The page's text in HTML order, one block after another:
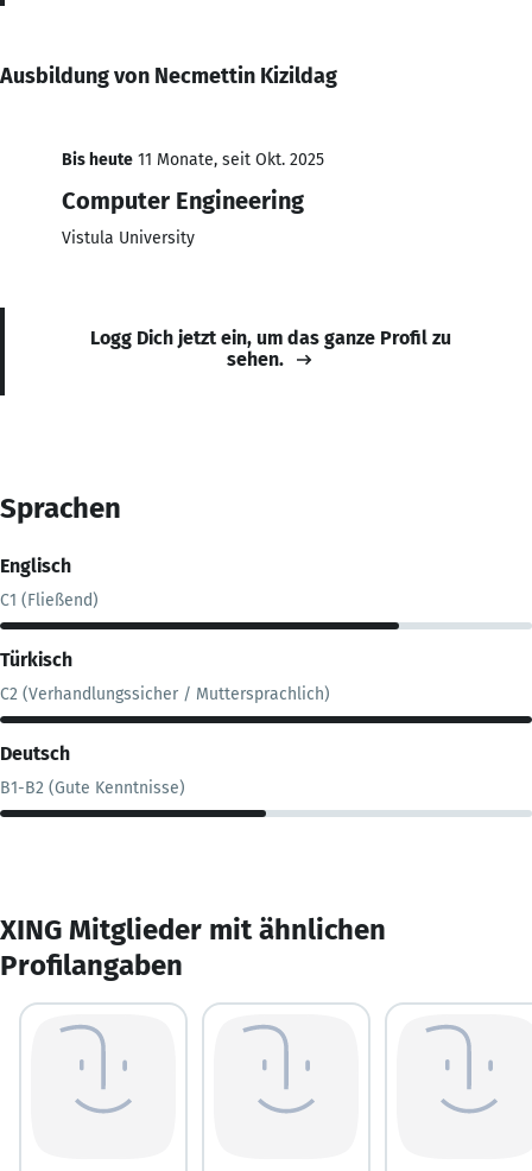
Ausbildung von Necmettin Kizildag
Bis heute 11 Monate, seit Okt. 2025
Computer Engineering
Vistula University
Logg Dich jetzt ein, um das ganze Profil zu
sehen.
Sprachen
Englisch
C1 (Fließend)
Türkisch
C2 (Verhandlungssicher / Muttersprachlich)
Deutsch
B1-B2 (Gute Kenntnisse)
XING Mitglieder mit ähnlichen
Profilangaben